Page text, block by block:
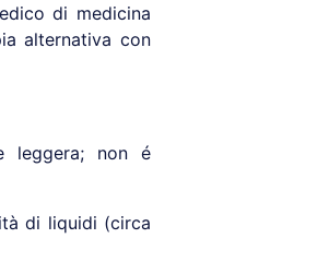
di medicina
alternativa con
leggera; non é
di liquidi (circa